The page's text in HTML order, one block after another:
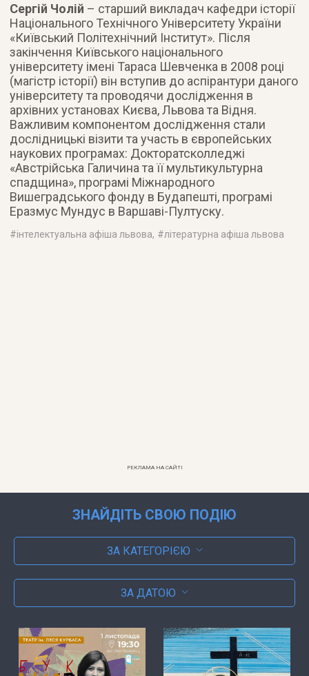
Сергій Чолій – старший викладач кафедри історії
Національного Технічного Університету України
«Київський Політехнічний Інститут». Після
закінчення Київського національного
університету імені Тараса Шевченка в 2008 році
(магістр історії) він вступив до аспірантури даного
університету та проводячи дослідження в
архівних установах Києва, Львова та Відня.
Важливим компонентом дослідження стали
дослідницькі візити та участь в європейських
наукових програмах: Докторатсколледжі
«Австрійська Галичина та її мультикультурна
спадщина», програмі Міжнародного
Вишеградського фонду в Будапешті, програмі
Еразмус Мундус в Варшаві-Пултуску.
#інтелектуальна афіша львова, #літературна афіша львова
РЕКЛАМА НА САЙТІ
ЗНАЙДІТЬ СВОЮ ПОДІЮ
ЗА КАТЕГОРІЄЮ
ЗА ДАТОЮ